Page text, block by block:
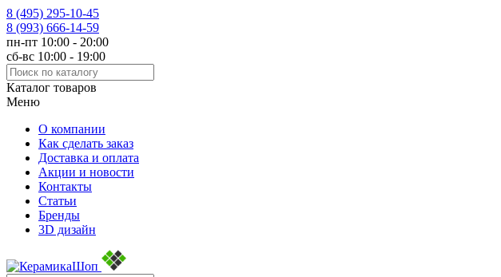
8 (495) 295-10-45
8 (993) 666-14-59
пн-пт 10:00 - 20:00
сб-вс 10:00 - 19:00
Каталог товаров
Меню
О компании
Как сделать заказ
Доставка и оплата
Акции и новости
Контакты
Статьи
Бренды
3D дизайн